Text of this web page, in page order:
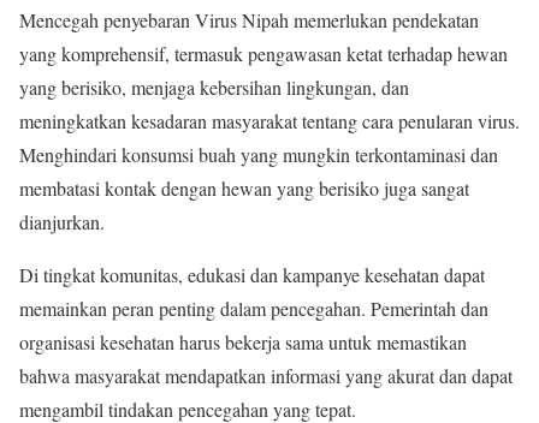
Mencegah penyebaran Virus Nipah memerlukan pendekatan
yang komprehensif, termasuk pengawasan ketat terhadap hewan
yang berisiko, menjaga kebersihan lingkungan, dan
meningkatkan kesadaran masyarakat tentang cara penularan virus.
Menghindari konsumsi buah yang mungkin terkontaminasi dan
membatasi kontak dengan hewan yang berisiko juga sangat
dianjurkan.
Di tingkat komunitas, edukasi dan kampanye kesehatan dapat
memainkan peran penting dalam pencegahan. Pemerintah dan
organisasi kesehatan harus bekerja sama untuk memastikan
bahwa masyarakat mendapatkan informasi yang akurat dan dapat
mengambil tindakan pencegahan yang tepat.